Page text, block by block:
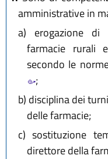
amministrative in
a) erogazione
farmacie rurali
secondo le
;
b) disciplina dei
delle farmacie;
c) sostituzione
direttore della